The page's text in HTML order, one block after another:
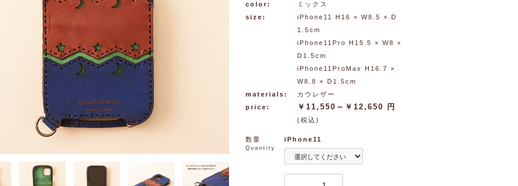
color:
ミックス
size:
iPhone11 H16 × W8.5 × D
1.5cm
iPhone11Pro H15.5 × W8 ×
D1.5cm
iPhone11ProMax H16.7 ×
W8.8 × D1.5cm
materials:
カウレザー
price:
￥11,550～￥12,650 円
(税込)
数量
Quantity
iPhone11